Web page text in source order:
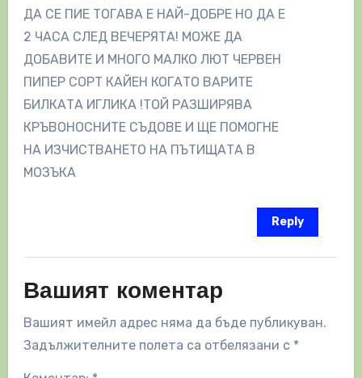
ДА СЕ ПИЕ ТОГАВА Е НАЙ-ДОБРЕ НО ДА Е
2 ЧАСА СЛЕД ВЕЧЕРЯТА! МОЖЕ ДА
ДОБАВИТЕ И МНОГО МАЛКО ЛЮТ ЧЕРВЕН
ПИПЕР СОРТ КАЙЕН КОГАТО ВАРИТЕ
БИЛКАТА ИГЛИКА !ТОЙ РАЗШИРЯВА
КРЪВОНОСНИТЕ СЪДОВЕ И ЩЕ ПОМОГНЕ
НА ИЗЧИСТВАНЕТО НА ПЪТИЩАТА В
МОЗЪКА
Reply
Вашият коментар
Вашият имейл адрес няма да бъде публикуван.
Задължителните полета са отбелязани с *